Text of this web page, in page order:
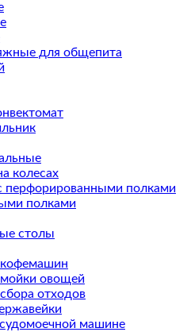
для общепита
колесах
перфорированными полками
полками
столы
овощей
отходов
машине